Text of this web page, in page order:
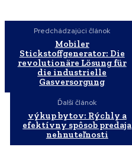
Predchádzajúci článok
Mobiler
Stickstoffgenerator: Die
revolutionäre Lösung für
die industrielle
Gasversorgung
Ďalší článok
výkup bytov: Rýchly a
efektívny spôsob predaja
nehnuteľnosti